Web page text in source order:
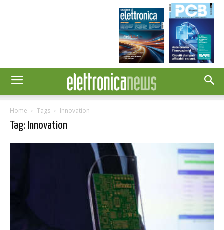
Home Tags Innovation
Tag: Innovation